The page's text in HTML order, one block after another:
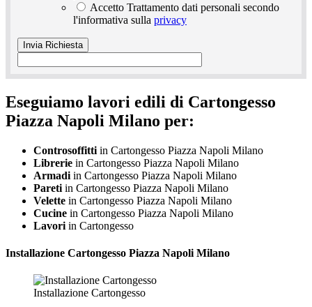
Accetto Trattamento dati personali secondo
l'informativa sulla privacy
Eseguiamo lavori edili di Cartongesso
Piazza Napoli Milano per:
Controsoffitti in Cartongesso Piazza Napoli Milano
Librerie in Cartongesso Piazza Napoli Milano
Armadi in Cartongesso Piazza Napoli Milano
Pareti in Cartongesso Piazza Napoli Milano
Velette in Cartongesso Piazza Napoli Milano
Cucine in Cartongesso Piazza Napoli Milano
Lavori in Cartongesso
Installazione Cartongesso Piazza Napoli Milano
Installazione Cartongesso